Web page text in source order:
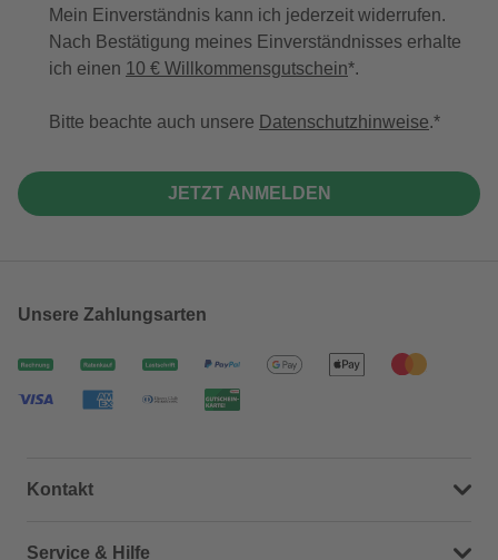
Mein Einverständnis kann ich jederzeit widerrufen.
Nach Bestätigung meines Einverständnisses erhalte
ich einen 10 € Willkommensgutschein*.
Bitte beachte auch unsere Datenschutzhinweise.
JETZT ANMELDEN
Unsere Zahlungsarten
Kontakt
Dein Kontakt zu uns
Service & Hilfe